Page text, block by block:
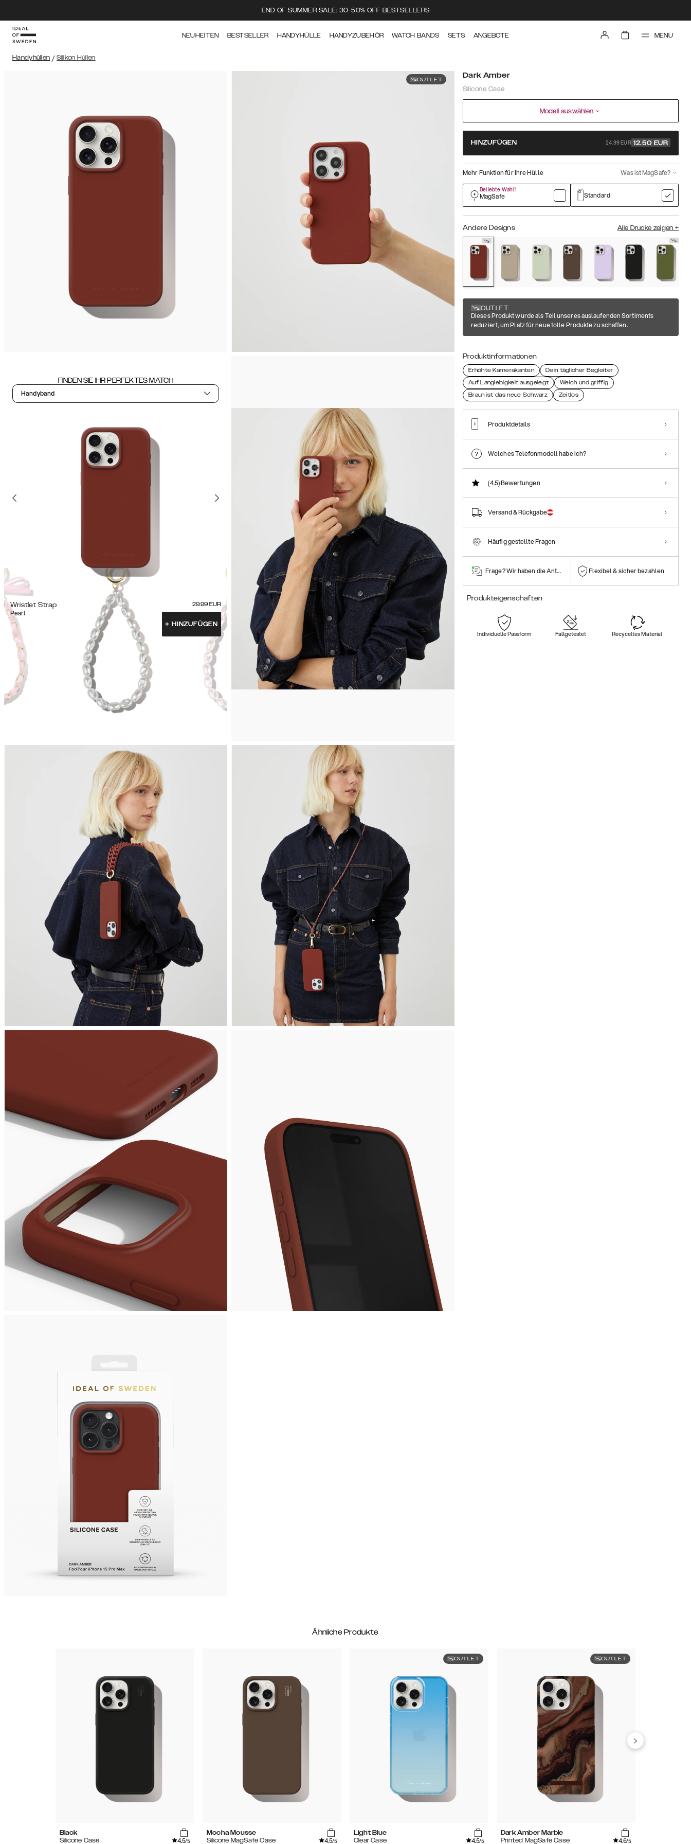
END OF SUMMER SALE: 30-50% OFF BESTSELLERS
NEUHEITEN BESTSELLER HANDYHÜLLE HANDYZUBEHÖR WATCH BANDS SETS ANGEBOTE MENU
Handyhüllen / Silikon Hüllen
OUTLET
FINDEN SIE IHR PERFEKTES MATCH
Handyband
Wristlet Strap
Pearl
29.99 EUR
+ HINZUFÜGEN
Dark Amber
Silicone Case
Modell auswählen
HINZUFÜGEN 24.99 EUR 12.50 EUR
Mehr Funktion für Ihre Hülle Was ist MagSafe?
Beliebte Wahl!
MagSafe Standard
Andere Designs Alle Drucke zeigen +
OUTLET
Dieses Produkt wurde als Teil unseres auslaufenden Sortiments
reduziert, um Platz für neue tolle Produkte zu schaffen.
Produktinformationen
Erhöhte Kamerakanten
Dein täglicher Begleiter
Auf Langlebigkeit ausgelegt
Weich und griffig
Braun ist das neue Schwarz
Zeitlos
Produktdetails
Welches Telefonmodell habe ich?
(4.5)Bewertungen
Versand & Rückgabe
Häufig gestellte Fragen
Frage? Wir haben die Antwort! Flexibel & sicher bezahlen
Produkteigenschaften
Individuelle Passform Fallgetestet Recyceltes Material
Ähnliche Produkte
Black
Silicone Case
4.5/5
Mocha Mousse
Silicone MagSafe Case
4.5/5
OUTLET
Light Blue
Clear Case
4.5/5
OUTLET
Dark Amber Marble
Printed MagSafe Case
4.6/5